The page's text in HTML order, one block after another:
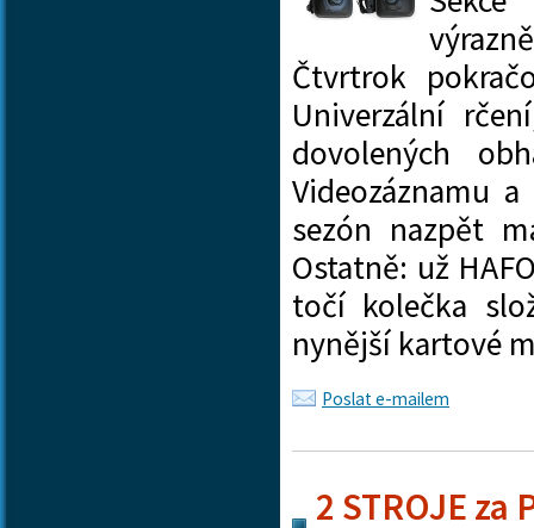
Čtvrtrok
Univerzální
dovolených
Videozáznamu
sezón nazpět
Ostatně: už
točí kolečka
nynější kartové
Poslat e-mailem
2 STROJE za